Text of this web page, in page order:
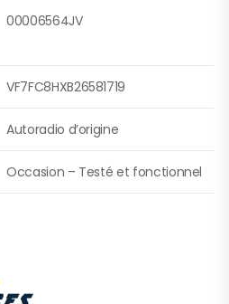
00006564JV
VF7FC8HXB26581719
Autoradio d’origine
Occasion – Testé et fonctionnel